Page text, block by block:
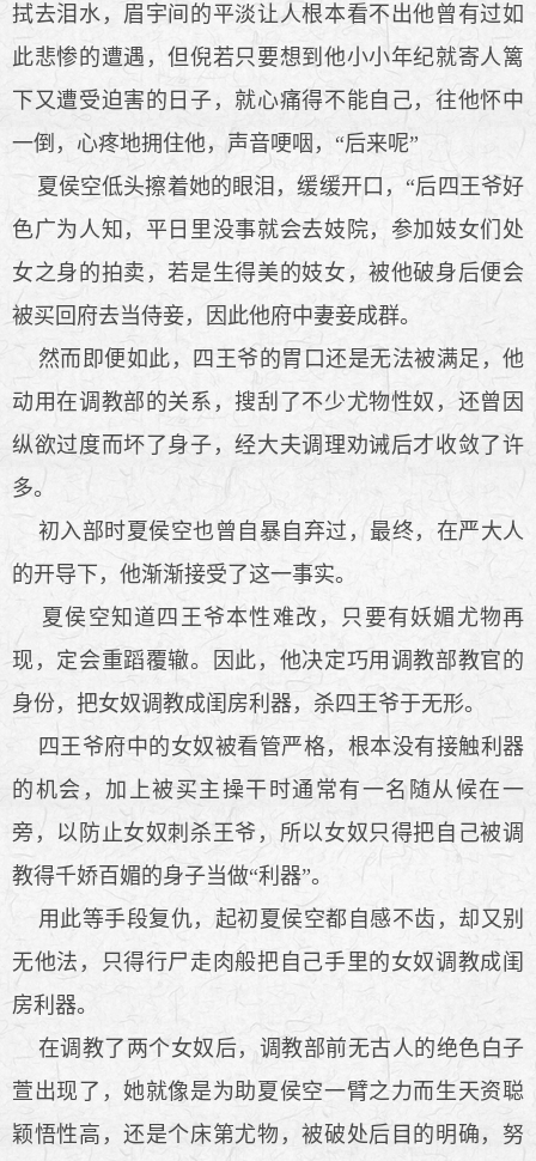
拭去泪水，眉宇间的平淡让人根本看不出他曾有过如
此悲惨的遭遇，但倪若只要想到他小小年纪就寄人篱
下又遭受迫害的日子，就心痛得不能自己，往他怀中
一倒，心疼地拥住他，声音哽咽，“后来呢”
夏侯空低头擦着她的眼泪，缓缓开口，“后四王爷好
色广为人知，平日里没事就会去妓院，参加妓女们处
女之身的拍卖，若是生得美的妓女，被他破身后便会
被买回府去当侍妾，因此他府中妻妾成群。
然而即便如此，四王爷的胃口还是无法被满足，他
动用在调教部的关系，搜刮了不少尤物性奴，还曾因
纵欲过度而坏了身子，经大夫调理劝诫后才收敛了许
多。
初入部时夏侯空也曾自暴自弃过，最终，在严大人
的开导下，他渐渐接受了这一事实。
夏侯空知道四王爷本性难改，只要有妖媚尤物再
现，定会重蹈覆辙。因此，他决定巧用调教部教官的
身份，把女奴调教成闺房利器，杀四王爷于无形。
四王爷府中的女奴被看管严格，根本没有接触利器
的机会，加上被买主操干时通常有一名随从候在一
旁，以防止女奴刺杀王爷，所以女奴只得把自己被调
教得千娇百媚的身子当做“利器”。
用此等手段复仇，起初夏侯空都自感不齿，却又别
无他法，只得行尸走肉般把自己手里的女奴调教成闺
房利器。
在调教了两个女奴后，调教部前无古人的绝色白子
萱出现了，她就像是为助夏侯空一臂之力而生天资聪
颖悟性高，还是个床第尤物，被破处后目的明确，努